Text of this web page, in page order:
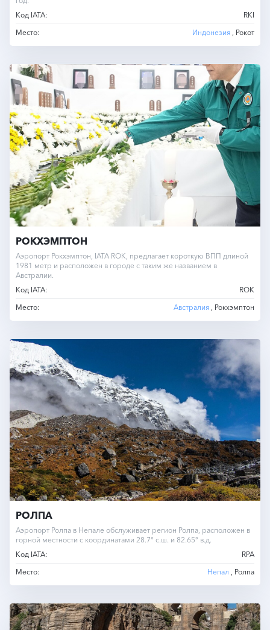
Код IATA:
RKI
Место:
Индонезия , Рокот
РОКХЭМПТОН
Аэропорт Рокхэмптон, IATA ROK, предлагает короткую ВПП длиной
1981 метр и расположен в городе с таким же названием в
Австралии.
Код IATA:
ROK
Место:
Австралия , Рокхэмптон
РОЛПА
Аэропорт Ролпа в Непале обслуживает регион Ролпа, расположен в
горной местности с координатами 28.7° с.ш. и 82.65° в.д.
Код IATA:
RPA
Место:
Непал , Ролпа